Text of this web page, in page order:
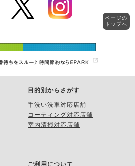
目的別からさがす
手洗い洗車対応店舗
コーティング対応店舗
室内清掃対応店舗
ご利用について
ページの
トップへ